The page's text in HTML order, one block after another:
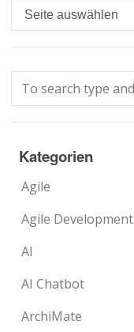
Languages
Kategorien
Agile
Agile Development
AI
AI Chatbot
ArchiMate